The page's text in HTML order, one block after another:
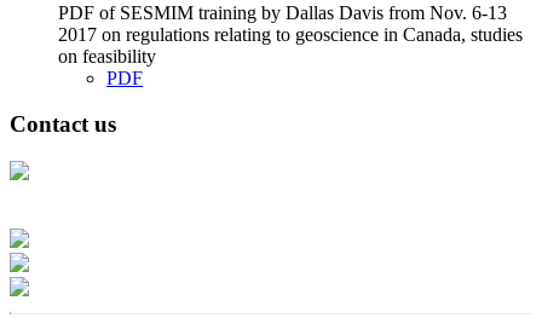
PDF of SESMIM training by Dallas Davis from Nov. 6-13
2017 on regulations relating to geoscience in Canada, studies
on feasibility
PDF
Contact us